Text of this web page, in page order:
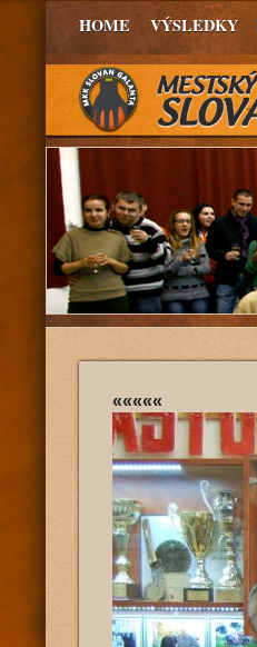
HOME VÝSLEDKY
«««««